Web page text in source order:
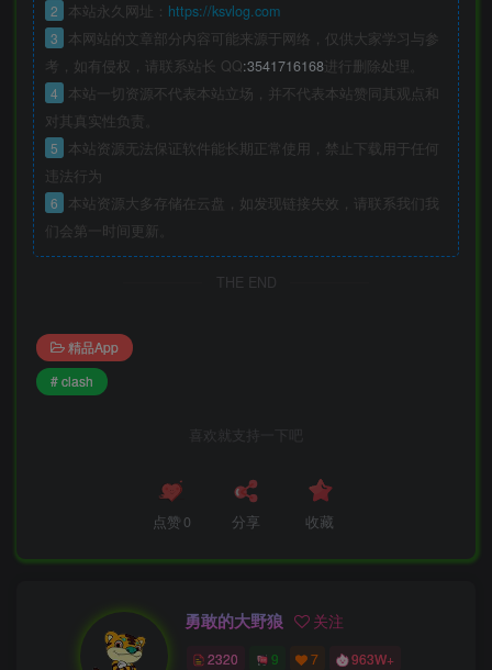
2 本站永久网址： https://ksvlog.com
3
本网站的文章部分内容可能来源于网络，仅供大家学习与参
考，如有侵权，请联系站长 QQ:3541716168进行删除处理。
4
本站一切资源不代表本站立场，并不代表本站赞同其观点和
对其真实性负责。
5
本站资源无法保证软件能长期正常使用，禁止下载用于任何
违法行为
6
本站资源大多存储在云盘，如发现链接失效，请联系我们我
们会第一时间更新。
THE END
精品App
# clash
喜欢就支持一下吧
点赞 0 分享 收藏
勇敢的大野狼 关注
2320 9 7 963W+